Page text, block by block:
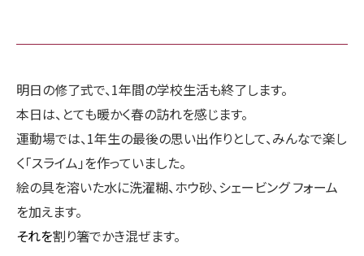
明日の修了式で、1年間の学校生活も終了します。
本日は、とても暖かく春の訪れを感じます。
運動場では、1年生の最後の思い出作りとして、みんなで楽し
く「スライム」を作っていました。
絵の具を溶いた水に洗濯糊、ホウ砂、シェービング フォーム
を加えます。
それを割り箸でかき混ぜます。